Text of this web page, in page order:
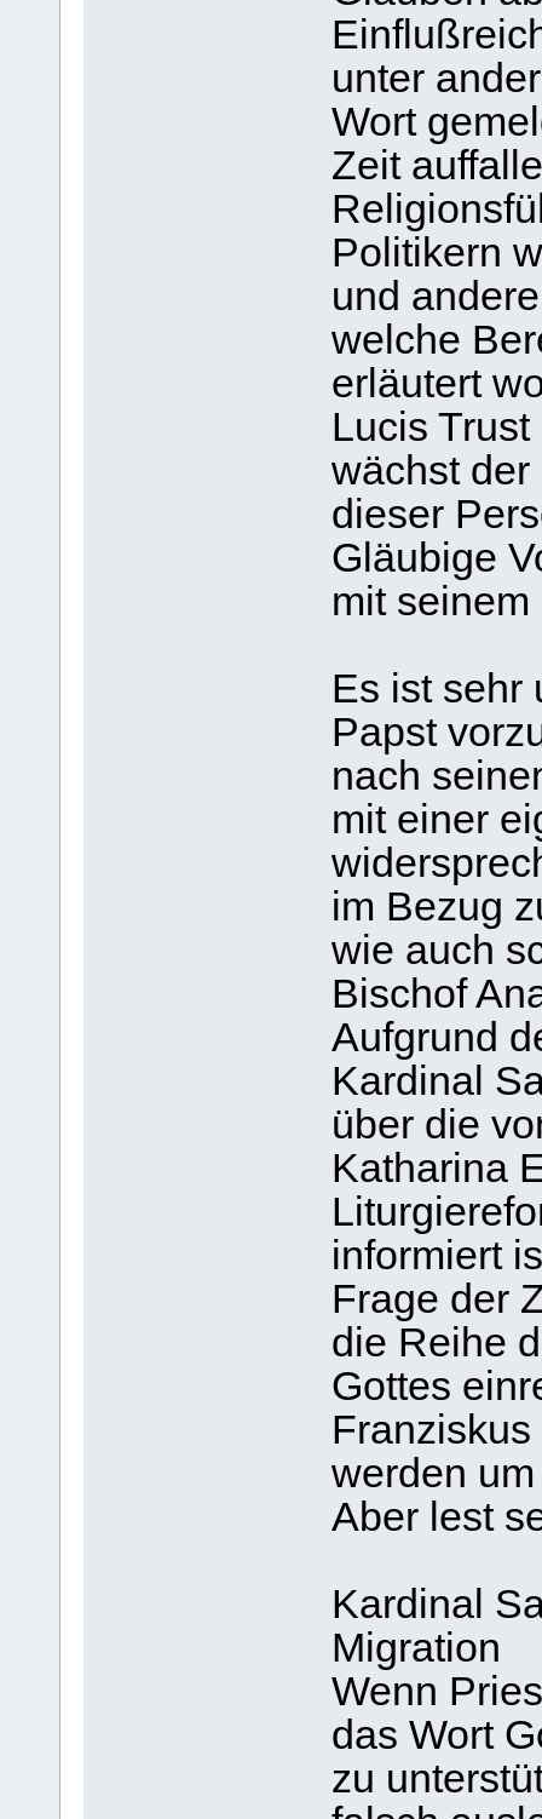
unter
Wort
Zeit
Politikern
und
welche
erläutert
Lucis
wächst
dieser
Gläubige
mit
Es ist sehr
Papst
nach
mit einer
im Bezug
wie auch
Bischof
Aufgrund
Kardinal
über die
Katharina
informiert
Frage der
die Reihe
Gottes
werden
Aber lest
Kardinal
Migration
Wenn
das Wort
zu